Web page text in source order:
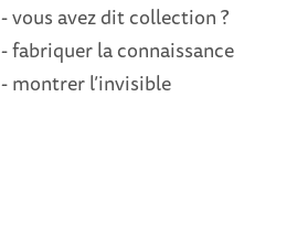
- vous avez dit collection ?
- fabriquer la connaissance
- montrer l’invisible